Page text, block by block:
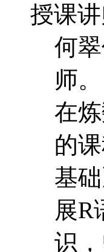
授课
何
师。
在
的
基
展R
识